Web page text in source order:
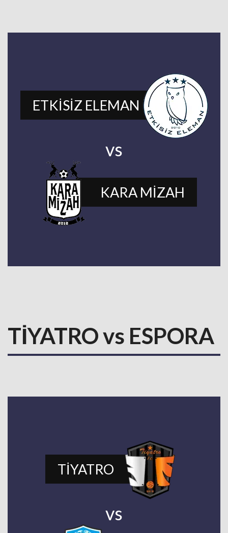
ETKİSİZ ELEMAN
vs
KARA MİZAH
TİYATRO vs ESPORA
TİYATRO
vs